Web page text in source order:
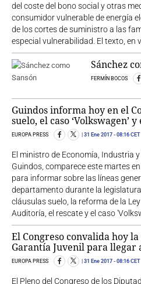
del coste del bono social y otras
consumidor vulnerable de energía
de los cortes de suministro a las
especial vulnerabilidad. El texto, en
Sánchez
FERMÍN BOCOS
Guindos informa hoy en el
suelo, el caso ‘Volkswagen’
EUROPA PRESS 31 Ene 2017 - 08:16 CET
El ministro de Economía, Industria
Guindos, comparece este martes
para informar sobre las líneas
departamento durante la
cláusulas suelo, la reforma de la
Auditoría, el rescate y el caso
El Congreso convalida hoy
Garantía Juvenil para llegar
EUROPA PRESS 31 Ene 2017 - 08:16 CET
El Pleno del Congreso de los